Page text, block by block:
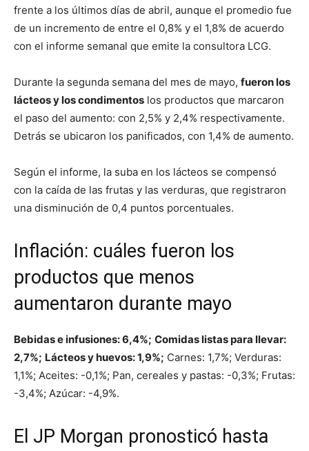
frente a los últimos días de abril, aunque el promedio fue
de un incremento de entre el 0,8% y el 1,8% de acuerdo
con el informe semanal que emite la consultora LCG.
Durante la segunda semana del mes de mayo, fueron los
lácteos y los condimentos los productos que marcaron
el paso del aumento: con 2,5% y 2,4% respectivamente.
Detrás se ubicaron los panificados, con 1,4% de aumento.
Según el informe, la suba en los lácteos se compensó
con la caída de las frutas y las verduras, que registraron
una disminución de 0,4 puntos porcentuales.
Inflación: cuáles fueron los
productos que menos
aumentaron durante mayo
Bebidas e infusiones: 6,4%; Comidas listas para llevar:
2,7%; Lácteos y huevos: 1,9%; Carnes: 1,7%; Verduras:
1,1%; Aceites: -0,1%; Pan, cereales y pastas: -0,3%; Frutas:
-3,4%; Azúcar: -4,9%.
El JP Morgan pronosticó hasta